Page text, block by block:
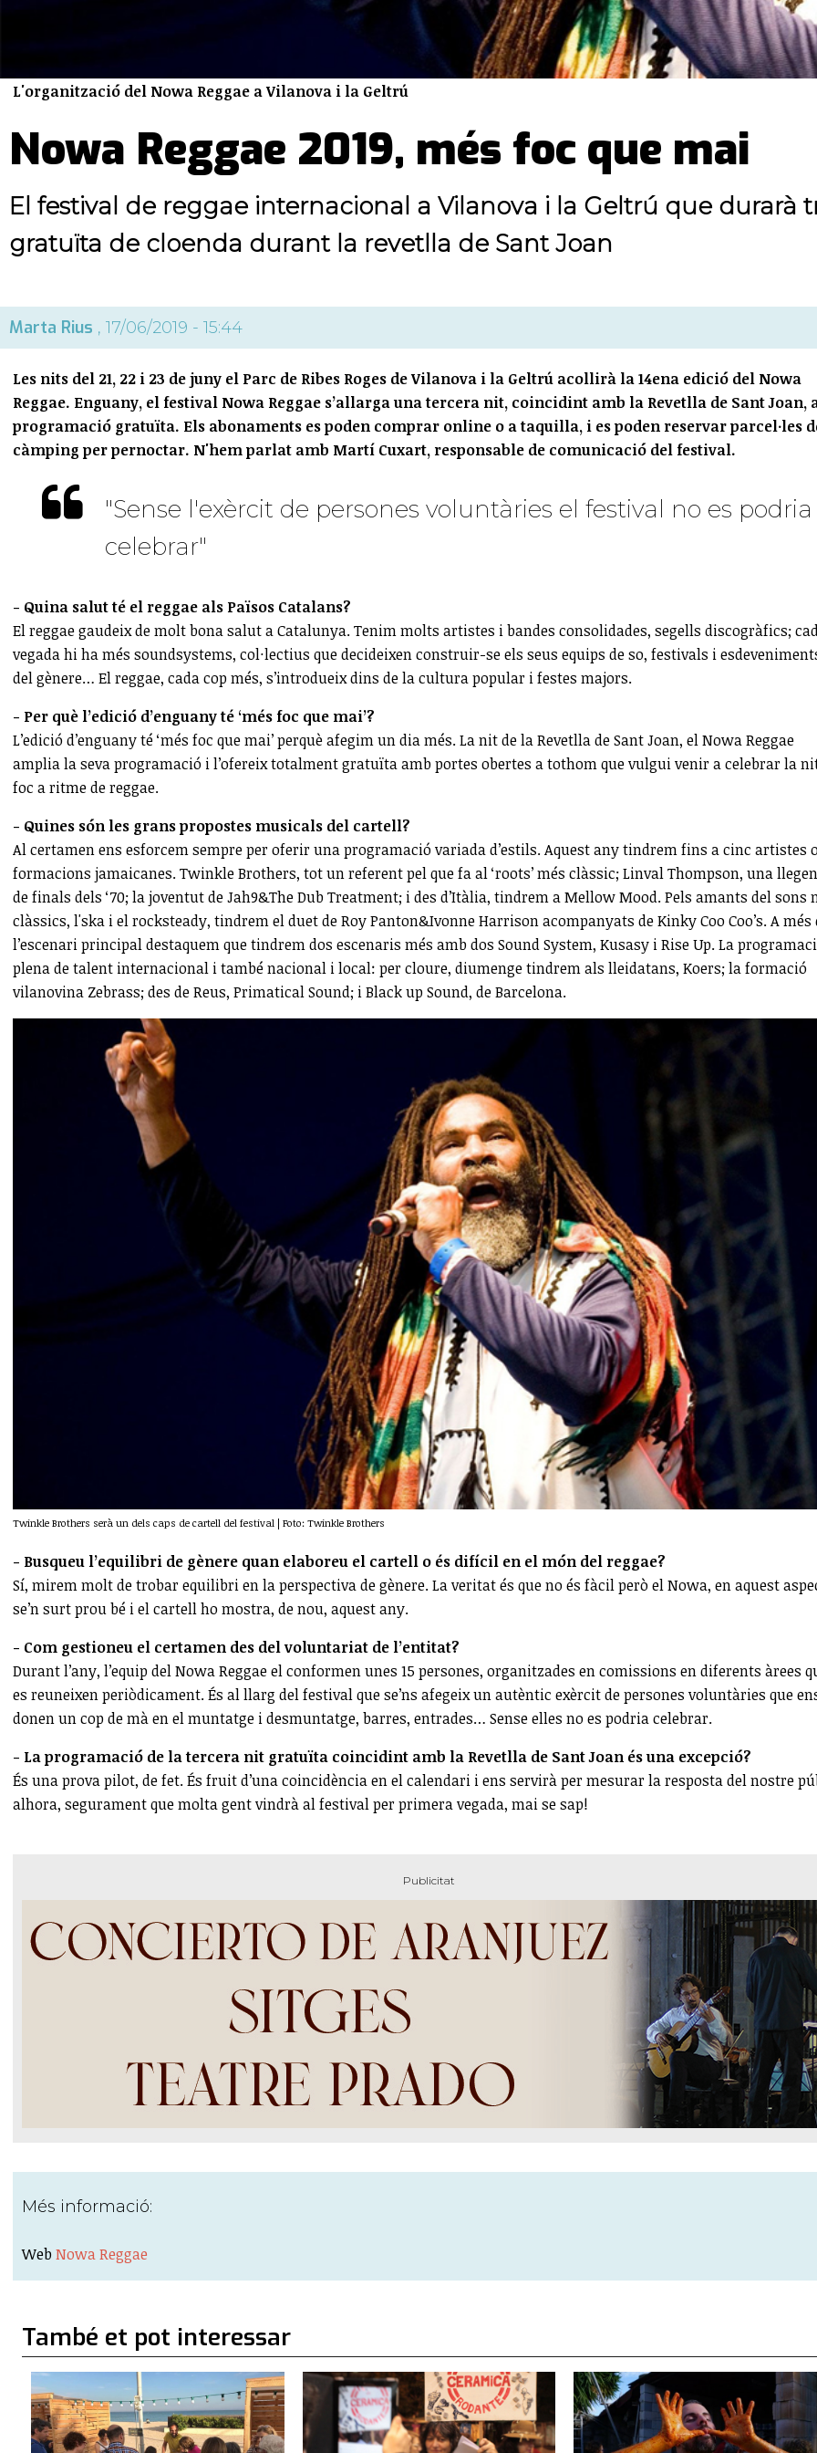
L'organització del Nowa Reggae a Vilanova i la Geltrú
Nowa Reggae 2019, més foc que mai
El festival de reggae internacional a Vilanova i la Geltrú que durarà
gratuïta de cloenda durant la revetlla de Sant Joan
Marta Rius , 17/06/2019 - 15:44
Les nits del 21, 22 i 23 de juny el Parc de Ribes Roges de Vilanova i la Geltrú acollirà la 14ena edició del Nowa
Reggae. Enguany, el festival Nowa Reggae s’allarga una tercera nit, coincidint amb la Revetlla de Sant Joan,
programació gratuïta. Els abonaments es poden comprar online o a taquilla, i es poden reservar parcel·les
càmping per pernoctar. N'hem parlat amb Martí Cuxart, responsable de comunicació del festival.
"Sense l'exèrcit de persones voluntàries el festival no es podria
celebrar"
- Quina salut té el reggae als Països Catalans?
El reggae gaudeix de molt bona salut a Catalunya. Tenim molts artistes i bandes consolidades, segells discogràfics;
vegada hi ha més soundsystems, col·lectius que decideixen construir-se els seus equips de so, festivals i
del gènere… El reggae, cada cop més, s’introdueix dins de la cultura popular i festes majors.
- Per què l’edició d’enguany té ‘més foc que mai’?
L’edició d’enguany té ‘més foc que mai’ perquè afegim un dia més. La nit de la Revetlla de Sant Joan, el Nowa Reggae
amplia la seva programació i l’ofereix totalment gratuïta amb portes obertes a tothom que vulgui venir a celebrar la
foc a ritme de reggae.
- Quines són les grans propostes musicals del cartell?
Al certamen ens esforcem sempre per oferir una programació variada d’estils. Aquest any tindrem fins a cinc artistes
formacions jamaicanes. Twinkle Brothers, tot un referent pel que fa al ‘roots’ més clàssic; Linval Thompson, una
de finals dels ‘70; la joventut de Jah9&The Dub Treatment; i des d’Itàlia, tindrem a Mellow Mood. Pels amants del sons
clàssics, l'ska i el rocksteady, tindrem el duet de Roy Panton&Ivonne Harrison acompanyats de Kinky Coo Coo’s. A més
l’escenari principal destaquem que tindrem dos escenaris més amb dos Sound System, Kusasy i Rise Up. La
plena de talent internacional i també nacional i local: per cloure, diumenge tindrem als lleidatans, Koers; la formació
vilanovina Zebrass; des de Reus, Primatical Sound; i Black up Sound, de Barcelona.
Twinkle Brothers serà un dels caps de cartell del festival | Foto: Twinkle Brothers
- Busqueu l’equilibri de gènere quan elaboreu el cartell o és difícil en el món del reggae?
Sí, mirem molt de trobar equilibri en la perspectiva de gènere. La veritat és que no és fàcil però el Nowa, en aquest
se’n surt prou bé i el cartell ho mostra, de nou, aquest any.
- Com gestioneu el certamen des del voluntariat de l’entitat?
Durant l’any, l’equip del Nowa Reggae el conformen unes 15 persones, organitzades en comissions en diferents àrees
es reuneixen periòdicament. És al llarg del festival que se’ns afegeix un autèntic exèrcit de persones voluntàries que
donen un cop de mà en el muntatge i desmuntatge, barres, entrades… Sense elles no es podria celebrar.
- La programació de la tercera nit gratuïta coincidint amb la Revetlla de Sant Joan és una excepció?
És una prova pilot, de fet. És fruit d’una coincidència en el calendari i ens servirà per mesurar la resposta del nostre
alhora, segurament que molta gent vindrà al festival per primera vegada, mai se sap!
Més informació:
Web Nowa Reggae
També et pot interessar